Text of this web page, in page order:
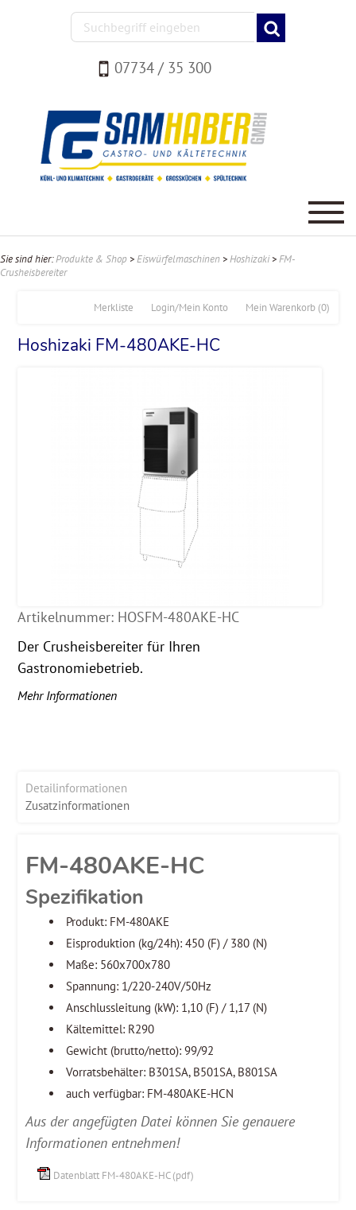
07734 / 35 300
Sie sind hier:Produkte & Shop >Eiswürfelmaschinen >Hoshizaki>FM-
Crusheisbereiter
Mein Warenkorb (0)
Login/Mein Konto
Merkliste
Hoshizaki FM-480AKE-HC
Artikelnummer: HOSFM-480AKE-HC
Der Crusheisbereiter für Ihren
Gastronomiebetrieb.
Mehr Informationen
Detailinformationen
Zusatzinformationen
FM-480AKE-HC
Spezifikation
Produkt: FM-480AKE
Eisproduktion (kg/24h): 450 (F) / 380 (N)
Maße: 560x700x780
Spannung: 1/220-240V/50Hz
Anschlussleitung (kW): 1,10 (F) / 1,17 (N)
Kältemittel: R290
Gewicht (brutto/netto): 99/92
Vorratsbehälter: B301SA, B501SA, B801SA
auch verfügbar: FM-480AKE-HCN
Aus der angefügten Datei können Sie genauere
Informationen entnehmen!
Datenblatt FM-480AKE-HC (pdf)